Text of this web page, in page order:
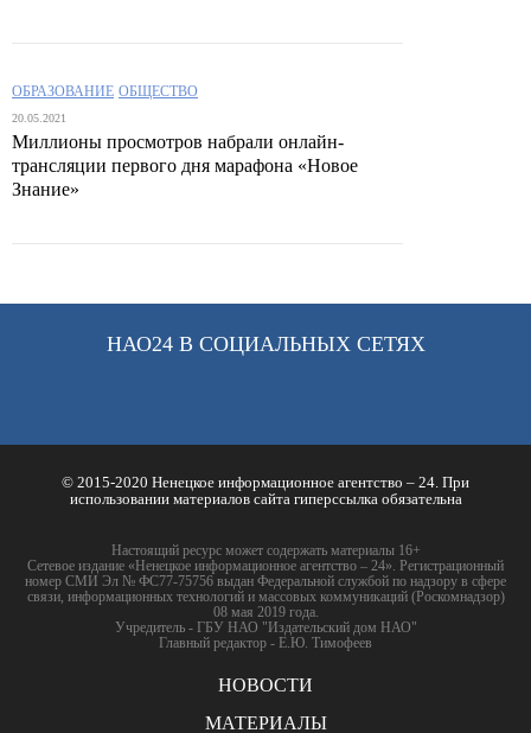
ОБРАЗОВАНИЕ ОБЩЕСТВО
20.05.2021
Миллионы просмотров набрали онлайн-
трансляции первого дня марафона «Новое
Знание»
НАО24 В СОЦИАЛЬНЫХ СЕТЯХ
© 2015-2020 Ненецкое информационное агентство – 24. При
использовании материалов сайта гиперссылка обязательна
Настоящий ресурс может содержать материалы 16+
Сетевое издание «Ненецкое информационное агентство – 24». Регистрационный
номер СМИ Эл № ФС77-75756 выдан Федеральной службой по надзору в сфере
связи, информационных технологий и массовых коммуникаций (Роскомнадзор)
08 мая 2019 года.
Учредитель - ГБУ НАО "Издательский дом НАО"
Главный редактор - Е.Ю. Тимофеев
НОВОСТИ
МАТЕРИАЛЫ